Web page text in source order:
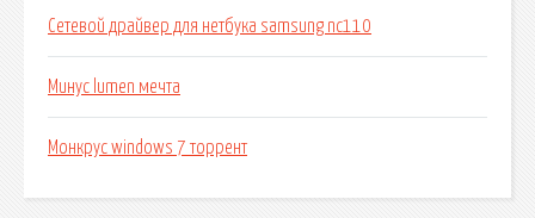
Сетевой драйвер для нетбука samsung nc110
Минус lumen мечта
Монкрус windows 7 торрент